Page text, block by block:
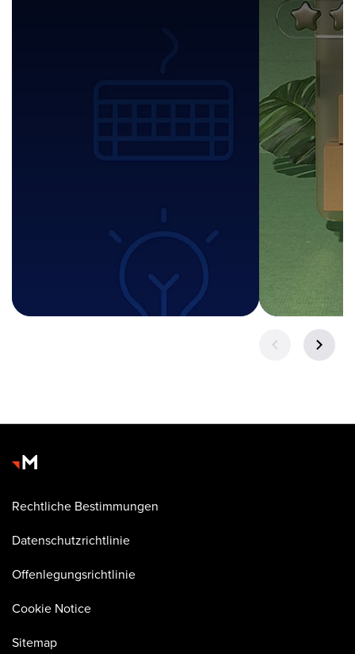
Rechtliche Bestimmungen
Datenschutzrichtlinie
Offenlegungsrichtlinie
Cookie Notice
Sitemap